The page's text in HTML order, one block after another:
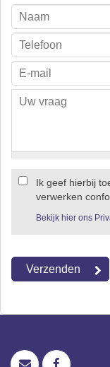
Ik geef hierbij
verwerken
Bekijk hier ons